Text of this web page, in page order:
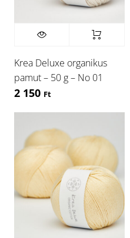
Krea Deluxe organikus
pamut – 50 g – No 01
2 150 Ft